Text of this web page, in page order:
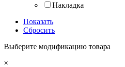
Накладка
Показать
Сбросить
Выберите модификацию товара
×